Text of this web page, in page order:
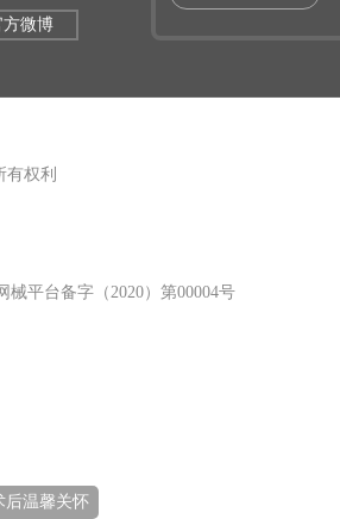
方微博
权利
平台备字（2020）第00004号
后温馨关怀